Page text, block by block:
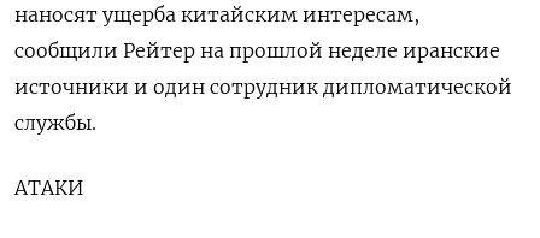
наносят ущерба китайским интересам,
сообщили Рейтер на прошлой неделе иранские
источники и один сотрудник дипломатической
службы.
АТАКИ